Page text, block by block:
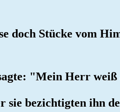
doch Stücke vom
"Mein Herr weiß
sie bezichtigten ihn